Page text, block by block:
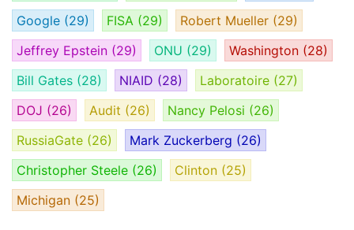
Google (29) FISA (29) Robert Mueller (29)
Jeffrey Epstein (29) ONU (29) Washington (28)
Bill Gates (28) NIAID (28) Laboratoire (27)
DOJ (26) Audit (26) Nancy Pelosi (26)
RussiaGate (26) Mark Zuckerberg (26)
Christopher Steele (26) Clinton (25)
Michigan (25)